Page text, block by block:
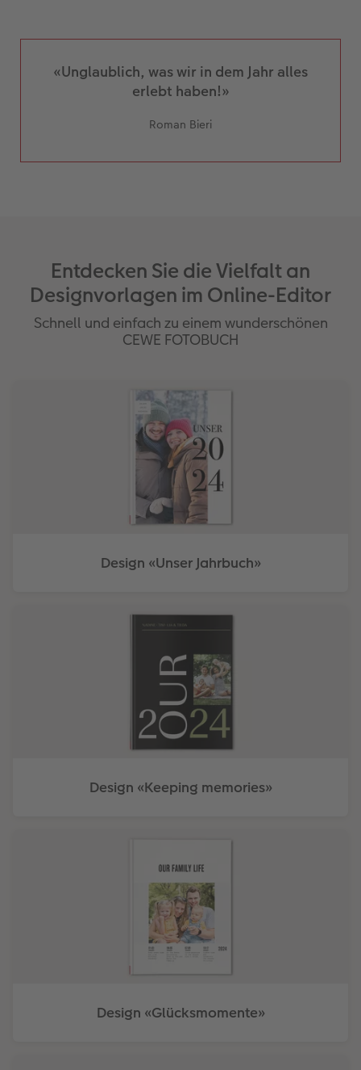
«Unglaublich, was wir in dem Jahr alles
erlebt haben!»
Roman Bieri
Entdecken Sie die Vielfalt an
Designvorlagen im Online-Editor
Schnell und einfach zu einem wunderschönen
CEWE FOTOBUCH
Design «Unser Jahrbuch»
Design «Keeping memories»
Design «Glücksmomente»